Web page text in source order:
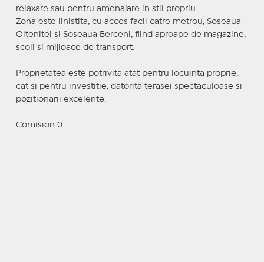
relaxare sau pentru amenajare in stil propriu.
Zona este linistita, cu acces facil catre metrou, Soseaua
Oltenitei si Soseaua Berceni, fiind aproape de magazine,
scoli si mijloace de transport.
Proprietatea este potrivita atat pentru locuinta proprie,
cat si pentru investitie, datorita terasei spectaculoase si
pozitionarii excelente.
Comision 0